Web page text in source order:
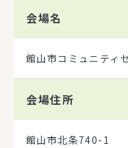
会場名
館山市コミュニティ
会場住所
館山市北条740-1